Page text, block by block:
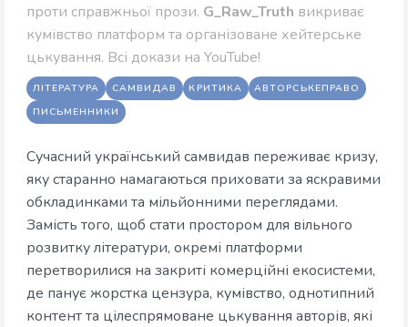
проти справжньої прози. G_Raw_Truth викриває
кумівство платформ та організоване хейтерське
цькування. Всі докази на YouTube!
ЛІТЕРАТУРА САМВИДАВ КРИТИКА
АВТОРСЬКЕПРАВО
ПИСЬМЕННИКИ
Сучасний український самвидав переживає кризу,
яку старанно намагаються приховати за яскравими
обкладинками та мільйонними переглядами.
Замість того, щоб стати простором для вільного
розвитку літератури, окремі платформи
перетворилися на закриті комерційні екосистеми,
де панує жорстка цензура, кумівство, однотипний
контент та цілеспрямоване цькування авторів, які